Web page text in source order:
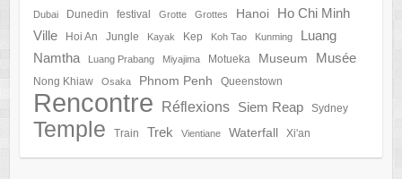
Dubai Dunedin festival Grotte Grottes Hanoi
Ho Chi Minh
Ville
Hoi An Jungle Kayak Kep Koh Tao Kunming
Luang
Namtha
Luang Prabang Miyajima Motueka Museum Musée
Nong Khiaw Osaka Phnom Penh Queenstown
Rencontre Réflexions Siem Reap Sydney
Temple Train Trek Vientiane Waterfall Xi'an